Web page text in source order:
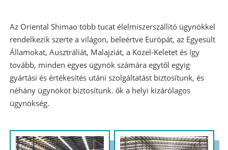
Az Oriental Shimao több tucat élelmiszerszállító ügynökkel
rendelkezik szerte a világon, beleértve Európát, az Egyesült
Államokat, Ausztráliát, Malajziát, a Közel-Keletet és így
tovább, minden egyes ügynök számára egytől egyig
gyártási és értékesítés utáni szolgáltatást biztosítunk, és
néhány ügynököt biztosítunk. ők a helyi kizárólagos
ügynökség.